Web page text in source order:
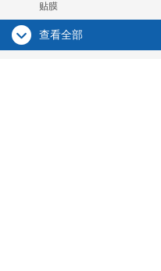
贴膜
查看全部